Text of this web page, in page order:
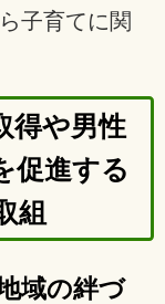
子育てに関
得や男性
促進する
組
域の絆づ